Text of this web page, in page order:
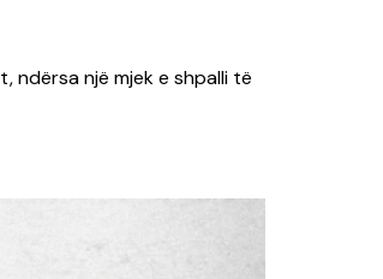
ndërsa një mjek e shpalli të